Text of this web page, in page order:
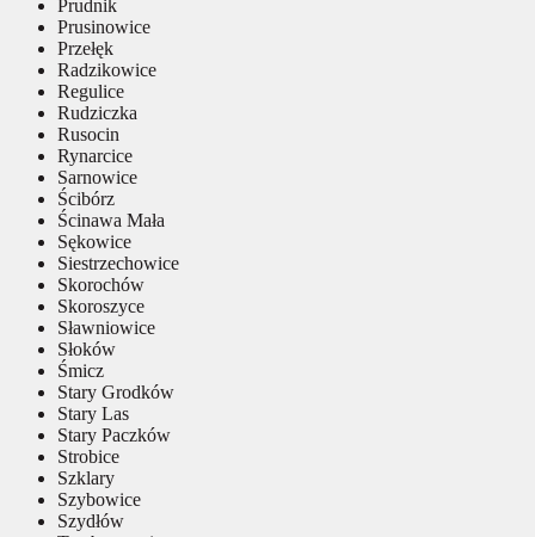
Prudnik
Prusinowice
Przełęk
Radzikowice
Regulice
Rudziczka
Rusocin
Rynarcice
Sarnowice
Ścibórz
Ścinawa Mała
Sękowice
Siestrzechowice
Skorochów
Skoroszyce
Sławniowice
Słoków
Śmicz
Stary Grodków
Stary Las
Stary Paczków
Strobice
Szklary
Szybowice
Szydłów